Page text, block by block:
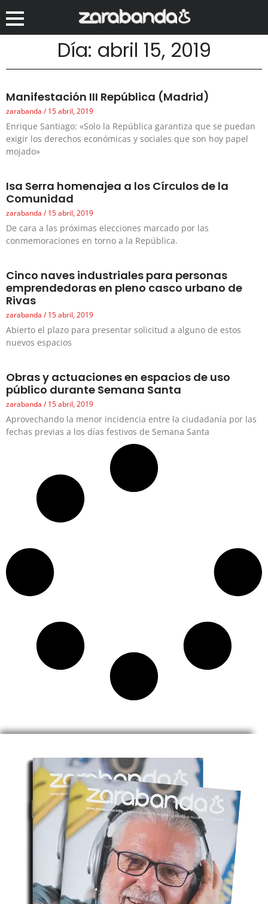
Día: abril 15, 2019
Manifestación III República (Madrid)
zarabanda 15 abril, 2019
Enrique Santiago: «Solo la República garantiza que se puedan
exigir los derechos económicas y sociales que son hoy papel
mojado»
Isa Serra homenajea a los Círculos de la
Comunidad
zarabanda 15 abril, 2019
De cara a las próximas elecciones marcado por las
conmemoraciones en torno a la República.
Cinco naves industriales para personas
emprendedoras en pleno casco urbano de
Rivas
zarabanda 15 abril, 2019
Abierto el plazo para presentar solicitud a alguno de estos
nuevos espacios
Obras y actuaciones en espacios de uso
público durante Semana Santa
zarabanda 15 abril, 2019
Aprovechando la menor incidencia entre la ciudadanía por las
fechas previas a los días festivos de Semana Santa